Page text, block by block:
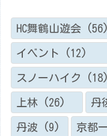
）
HC舞鶴山遊会 (56)
イベント (12)
スノーハイク (18)
上林 (26) 丹
丹波 (9) 京都